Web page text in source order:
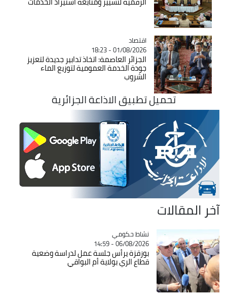
Catégorie
اقتصاد
01/08/2026 - 18:23
الجزائر العاصمة: اتخاذ تدابير جديدة لتعزيز
جودة الخدمة العمومية لتوزيع الماء
الشروب
تحميل تطبيق الاذاعة الجزائرية
آخر المقالات
Catégorie
نشاط حكومي
06/08/2026 - 14:59
بوزقزة يرأس جلسة عمل لدراسة وضعية
قطاع الري بولاية أم البواقي